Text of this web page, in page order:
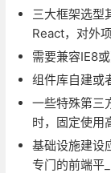
三大框架选型
React，对外
需要兼容IE8
组件库自建或
一些特殊第三
时，固定使用
基础设施建设
专门的前端平